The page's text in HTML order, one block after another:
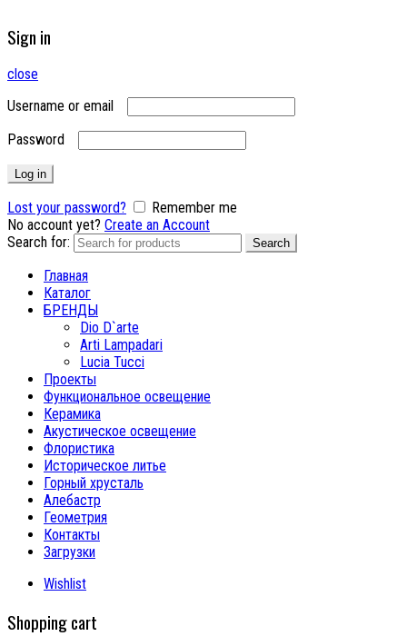
Sign in
close
Username or email
Password
Log in
Lost your password?
Remember me
No account yet? Create an Account
Search for:
Search
Главная
Каталог
БРЕНДЫ
Dio D`arte
Arti Lampadari
Lucia Tucci
Проекты
Функциональное освещение
Керамика
Акустическое освещение
Флористика
Историческое литье
Горный хрусталь
Алебастр
Геометрия
Контакты
Загрузки
Wishlist
Shopping cart